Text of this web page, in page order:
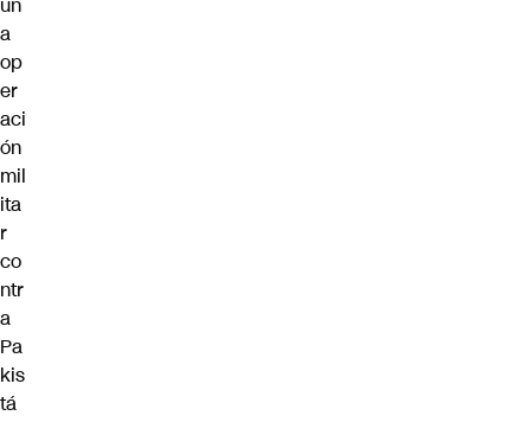
a
op
er
aci
ón
mil
ita
r
co
ntr
a
Pa
kis
tá